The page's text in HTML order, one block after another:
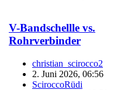
V-Bandschellle vs.
Rohrverbinder
christian_scirocco2
2. Juni 2026, 06:56
SciroccoRüdi